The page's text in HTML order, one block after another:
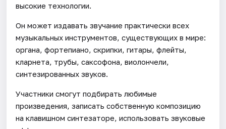
высокие технологии.
Он может издавать звучание практически всех
музыкальных инструментов, существующих в мире:
органа, фортепиано, скрипки, гитары, флейты,
кларнета, трубы, саксофона, виолончели,
синтезированных звуков.
Участники смогут подбирать любимые
произведения, записать собственную композицию
на клавишном синтезаторе, использовать звуковые